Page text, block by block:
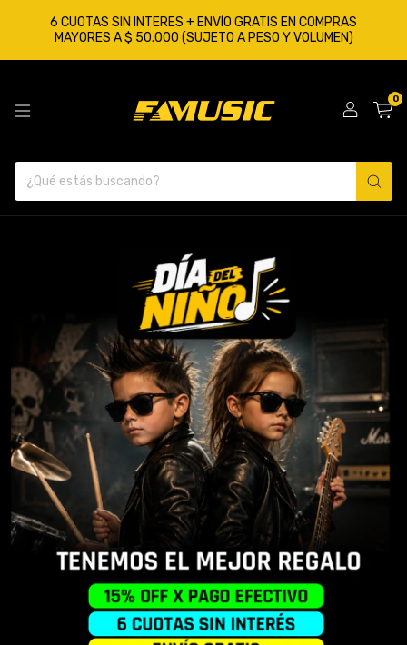
6 CUOTAS SIN INTERES + ENVÍO GRATIS EN COMPRAS
MAYORES A $ 50.000 (SUJETO A PESO Y VOLUMEN)
0